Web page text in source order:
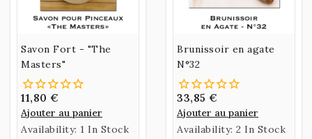
Savon Fort - "The
Masters"
11,80 €
Ajouter au panier
Availability: 1 In Stock
Brunissoir en agate
N°32
33,85 €
Ajouter au panier
Availability: 2 In Stock